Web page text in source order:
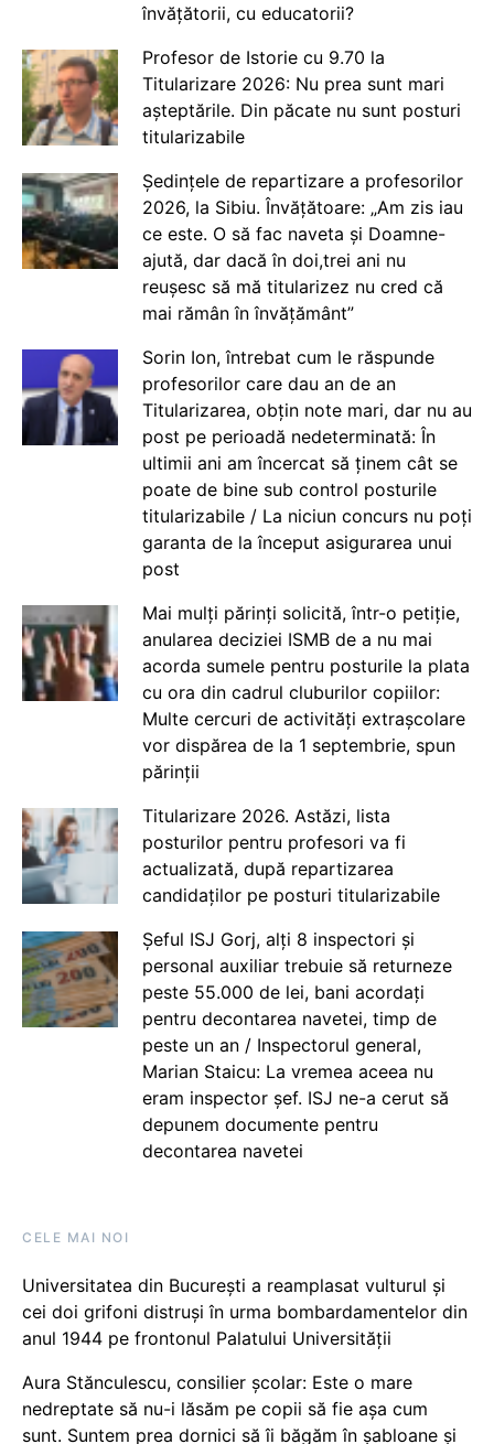
învățătorii, cu educatorii?
Profesor de Istorie cu 9.70 la
Titularizare 2026: Nu prea sunt mari
așteptările. Din păcate nu sunt posturi
titularizabile
Ședințele de repartizare a profesorilor
2026, la Sibiu. Învățătoare: „Am zis iau
ce este. O să fac naveta și Doamne-
ajută, dar dacă în doi,trei ani nu
reușesc să mă titularizez nu cred că
mai rămân în învățământ”
Sorin Ion, întrebat cum le răspunde
profesorilor care dau an de an
Titularizarea, obțin note mari, dar nu au
post pe perioadă nedeterminată: În
ultimii ani am încercat să ținem cât se
poate de bine sub control posturile
titularizabile / La niciun concurs nu poți
garanta de la început asigurarea unui
post
Mai mulți părinți solicită, într-o petiție,
anularea deciziei ISMB de a nu mai
acorda sumele pentru posturile la plata
cu ora din cadrul cluburilor copiilor:
Multe cercuri de activități extrașcolare
vor dispărea de la 1 septembrie, spun
părinții
Titularizare 2026. Astăzi, lista
posturilor pentru profesori va fi
actualizată, după repartizarea
candidaților pe posturi titularizabile
Șeful ISJ Gorj, alți 8 inspectori și
personal auxiliar trebuie să returneze
peste 55.000 de lei, bani acordați
pentru decontarea navetei, timp de
peste un an / Inspectorul general,
Marian Staicu: La vremea aceea nu
eram inspector șef. ISJ ne-a cerut să
depunem documente pentru
decontarea navetei
CELE MAI NOI
Universitatea din București a reamplasat vulturul și
cei doi grifoni distruși în urma bombardamentelor din
anul 1944 pe frontonul Palatului Universității
Aura Stănculescu, consilier școlar: Este o mare
nedreptate să nu-i lăsăm pe copii să fie așa cum
sunt. Suntem prea dornici să îi băgăm în șabloane și